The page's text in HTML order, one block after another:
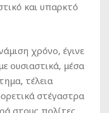
και υπαρκτό
χρόνο, έγινε
ουσιαστικά, μέσα
τέλεια
στέγαστρα